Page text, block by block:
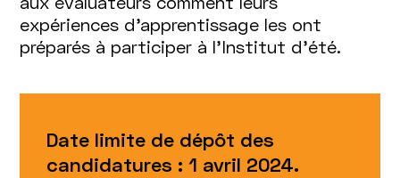
expériences d’apprentissage les ont
préparés à participer à l’Institut d’été.
Date limite de dépôt des
candidatures : 1 avril 2024.